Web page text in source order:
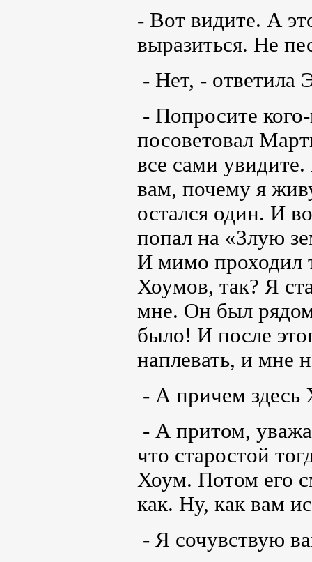
- Вот видите. А
выразиться. Не
- Нет, - ответила
- Попросите
посоветовал
все сами
вам, почему я
остался один. И
попал на «Злую
И мимо проходил
Хоумов, так? Я
мне. Он был
было! И после
наплевать, и мне
- А причем здесь
- А притом,
что старостой
Хоум. Потом его
как. Ну, как вам
- Я сочувствую